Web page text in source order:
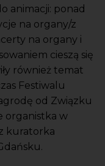
animacji: ponad
na organy/z
na organy i
cieszą się
również temat
Festiwalu
od Związku
organistka w
kuratorka